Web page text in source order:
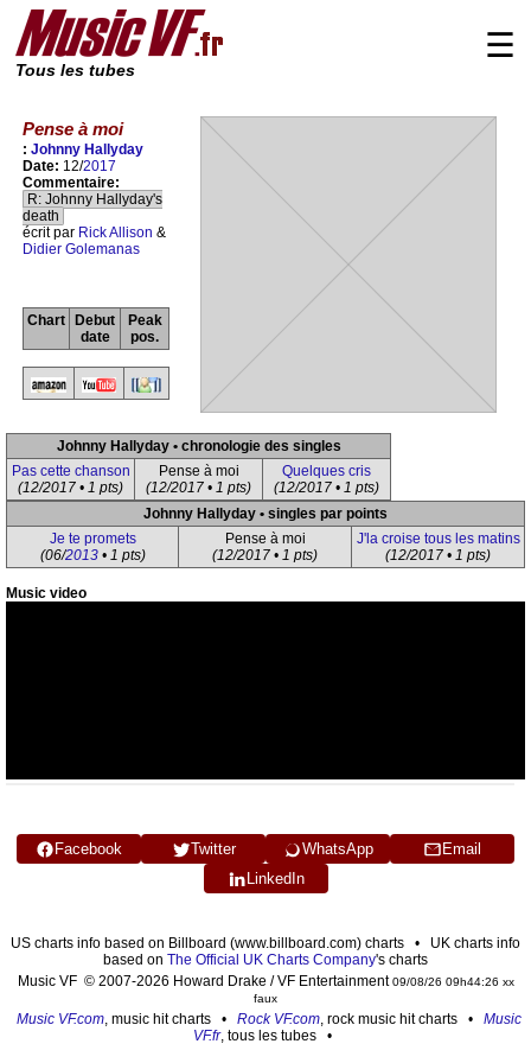
Tous les tubes
☰
Pense à moi
: Johnny Hallyday
Date: 12/2017
Commentaire:
R: Johnny Hallyday's
death
écrit par Rick Allison &
Didier Golemanas
Chart
Debut
date
Peak
pos.
Johnny Hallyday • chronologie des singles
Pas cette chanson
(12/2017 • 1 pts)
Pense à moi
(12/2017 • 1 pts)
Quelques cris
(12/2017 • 1 pts)
Johnny Hallyday • singles par points
Je te promets
(06/2013• 1 pts)
Pense à moi
(12/2017 • 1 pts)
J'la croise tous les matins
(12/2017 • 1 pts)
Music video
Facebook Twitter WhatsApp
Email
LinkedIn
US charts info based on Billboard (www.billboard.com) charts • UK charts info
based on The Official UK Charts Company's charts
Music VF © 2007-2026 Howard Drake / VF Entertainment09/08/26 09h44:26 xx
faux
Music VF.com, music hit charts • Rock VF.com, rock music hit charts • Music
VF.fr, tous les tubes •